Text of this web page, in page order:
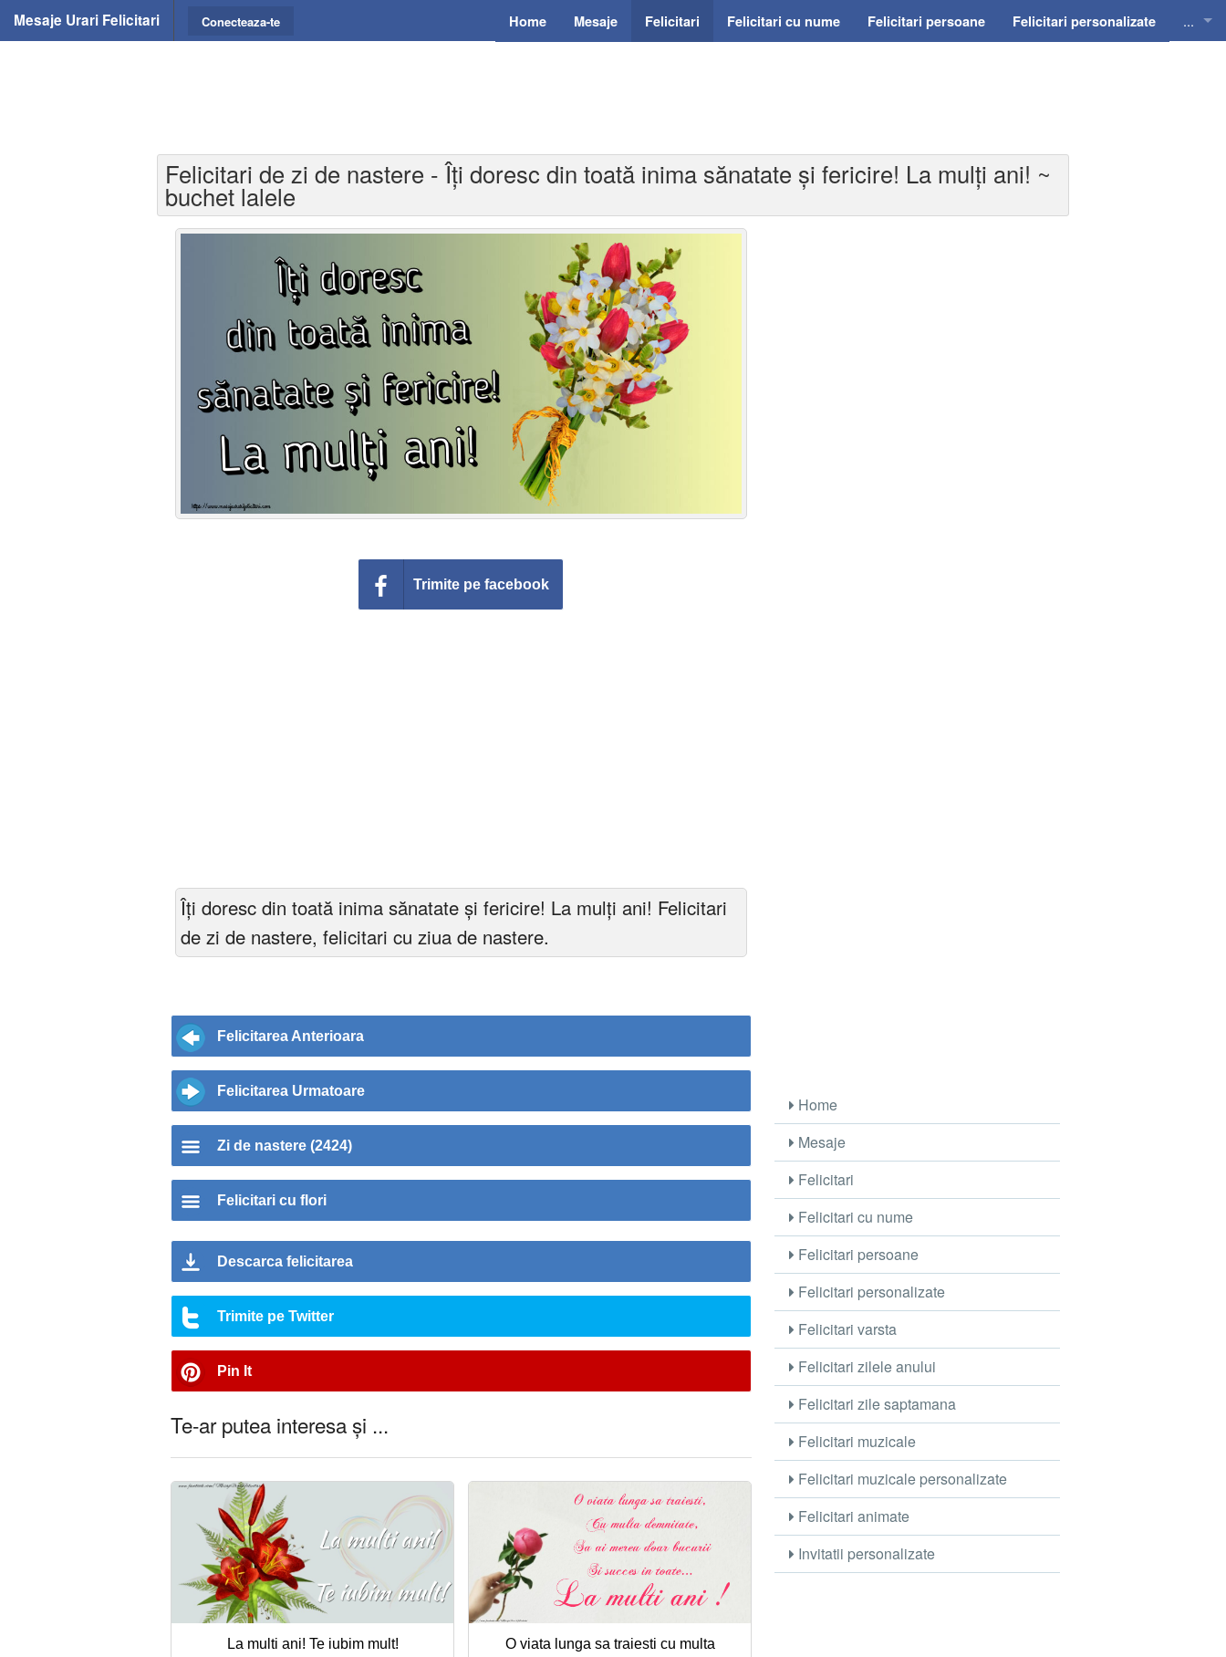
Mesaje Urari Felicitari Home Mesaje Felicitari Felicitari cu nume Felicitari persoane Felicitari personalizate ...
Conecteaza-te
Felicitari de zi de nastere - Îți doresc din toată inima sănatate și fericire! La mulți ani! ~
buchet lalele
Trimite pe facebook
Îți doresc din toată inima sănatate și fericire! La mulți ani! Felicitari
de zi de nastere, felicitari cu ziua de nastere.
Felicitarea Anterioara
Felicitarea Urmatoare
Zi de nastere (2424)
Felicitari cu flori
Descarca felicitarea
Trimite pe Twitter
Pin It
Te-ar putea interesa și ...
La multi ani! Te iubim mult!
O viata lunga sa traiesti cu multa
Home
Mesaje
Felicitari
Felicitari cu nume
Felicitari persoane
Felicitari personalizate
Felicitari varsta
Felicitari zilele anului
Felicitari zile saptamana
Felicitari muzicale
Felicitari muzicale personalizate
Felicitari animate
Invitatii personalizate